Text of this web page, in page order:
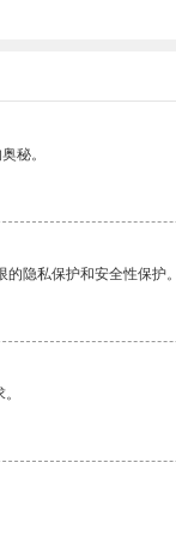
秘。
的隐私保护和安全性保护